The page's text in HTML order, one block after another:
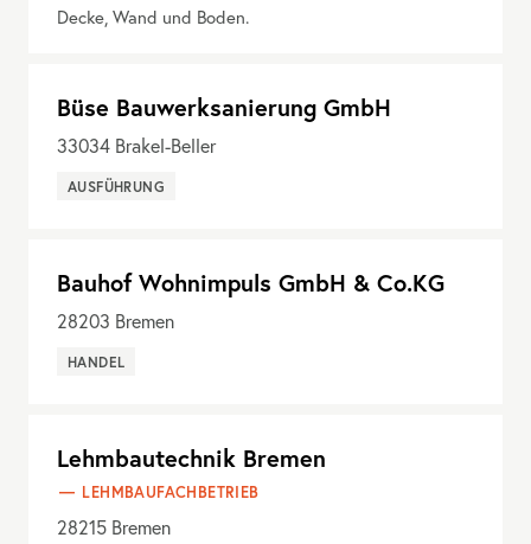
Decke, Wand und Boden.
Büse Bauwerksanierung GmbH
33034 Brakel-Beller
AUSFÜHRUNG
Bauhof Wohnimpuls GmbH & Co.KG
28203 Bremen
HANDEL
Lehmbautechnik Bremen
LEHMBAUFACHBETRIEB
28215 Bremen